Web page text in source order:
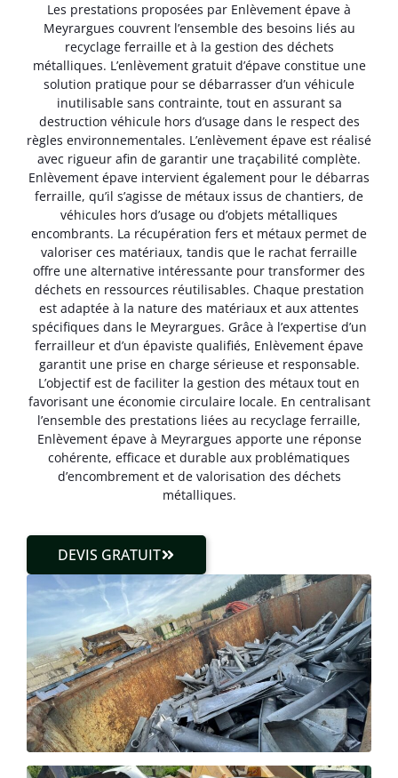
Les prestations proposées par Enlèvement épave à
Meyrargues couvrent l’ensemble des besoins liés au
recyclage ferraille et à la gestion des déchets
métalliques. L’enlèvement gratuit d’épave constitue une
solution pratique pour se débarrasser d’un véhicule
inutilisable sans contrainte, tout en assurant sa
destruction véhicule hors d’usage dans le respect des
règles environnementales. L’enlèvement épave est réalisé
avec rigueur afin de garantir une traçabilité complète.
Enlèvement épave intervient également pour le débarras
ferraille, qu’il s’agisse de métaux issus de chantiers, de
véhicules hors d’usage ou d’objets métalliques
encombrants. La récupération fers et métaux permet de
valoriser ces matériaux, tandis que le rachat ferraille
offre une alternative intéressante pour transformer des
déchets en ressources réutilisables. Chaque prestation
est adaptée à la nature des matériaux et aux attentes
spécifiques dans le Meyrargues. Grâce à l’expertise d’un
ferrailleur et d’un épaviste qualifiés, Enlèvement épave
garantit une prise en charge sérieuse et responsable.
L’objectif est de faciliter la gestion des métaux tout en
favorisant une économie circulaire locale. En centralisant
l’ensemble des prestations liées au recyclage ferraille,
Enlèvement épave à Meyrargues apporte une réponse
cohérente, efficace et durable aux problématiques
d’encombrement et de valorisation des déchets
métalliques.
DEVIS GRATUIT